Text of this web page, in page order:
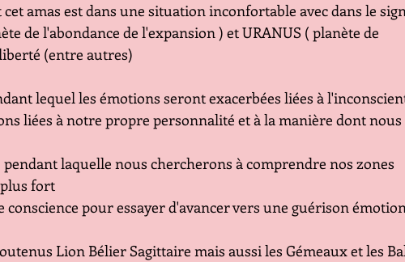
amas est dans une situation inconfortable avec dans le
de l'abondance de l'expansion ) et URANUS ( planète de
(entre autres)
lequel les émotions seront exacerbées liées à
liées à notre propre personnalité et à la manière dont nous
laquelle nous chercherons à comprendre nos zones
fort
conscience pour essayer d'avancer vers une guérison
Lion Bélier Sagittaire mais aussi les Gémeaux et les